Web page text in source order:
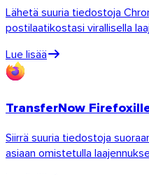
Lähetä suuria tiedostoja
postilaatikostasi virallisella
Lue lisää
TransferNow
Siirrä suuria tiedostoja
asiaan omistetulla